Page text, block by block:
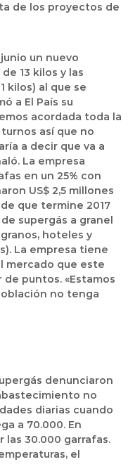
de los proyectos de
un nuevo
13 kilos y las
kilos) al que se
a El País su
acordada toda la
así que no
a decir que va a
La empresa
en un 25% con
US$ 2,5 millones
que termine 2017
supergás a granel
hoteles y
La empresa tiene
mercado que este
puntos. «Estamos
no tenga
denunciaron
no
diarias cuando
a 70.000. En
las 30.000 garrafas.
el